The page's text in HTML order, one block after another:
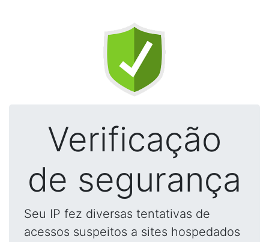
Verificação
de segurança
Seu IP fez diversas tentativas de
acessos suspeitos a sites hospedados